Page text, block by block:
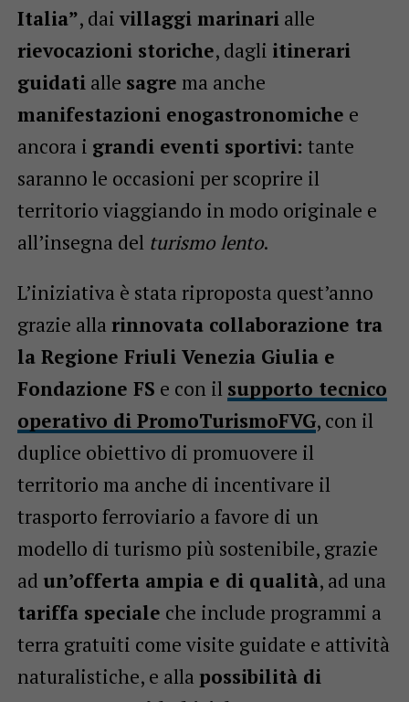
Italia”, dai villaggi marinarialle
rievocazioni storiche, dagli itinerari
guidatialle sagre ma anche
manifestazioni enogastronomiche e
ancora i grandi eventi sportivi: tante
saranno le occasioni per scoprire il
territorio viaggiando in modo originale e
all’insegna del turismo lento.
L’iniziativa è stata riproposta quest’anno
grazie alla rinnovata collaborazione tra
la Regione Friuli Venezia Giulia e
Fondazione FS e con il supporto tecnico
operativo di PromoTurismoFVG, con il
duplice obiettivo di promuovere il
territorio ma anche di incentivare il
trasporto ferroviario a favore di un
modello di turismo più sostenibile, grazie
ad un’offerta ampia e di qualità, ad una
tariffa speciale che include programmi a
terra gratuiti come visite guidate e attività
naturalistiche, e alla possibilità di